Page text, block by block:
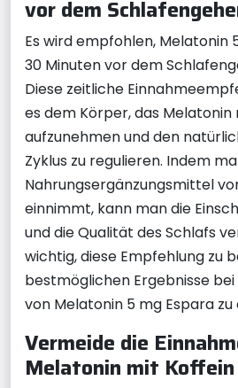
vor dem
Es wird empfohlen, Melatonin
30 Minuten vor dem
Diese zeitliche
es dem Körper, das
aufzunehmen und den
Zyklus zu regulieren. Indem
Nahrungsergänzungsmittel
einnimmt, kann man die
und die Qualität des Schlafs
wichtig, diese Empfehlung zu
bestmöglichen Ergebnisse
von Melatonin 5 mg Espara zu
Vermeide die
Melatonin mit